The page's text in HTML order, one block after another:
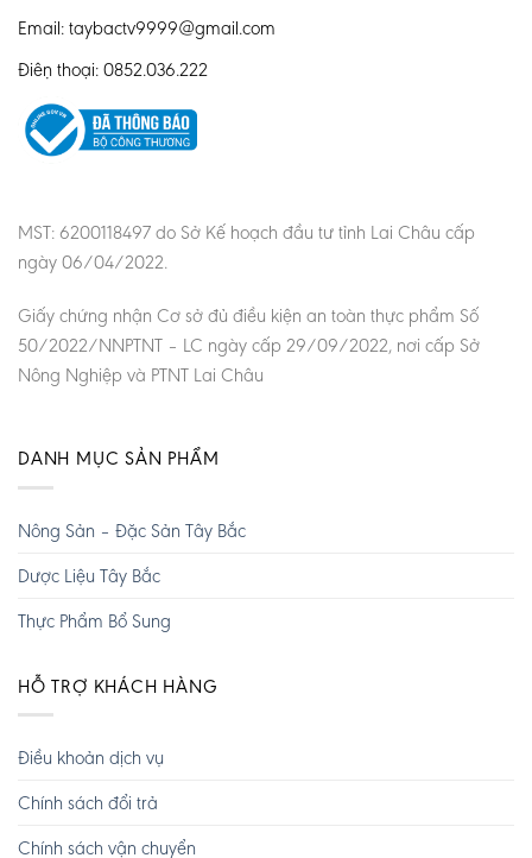
Email: taybactv9999@gmail.com
Điện thoại: 0852.036.222
MST: 6200118497 do Sở Kế hoạch đầu tư tỉnh Lai Châu cấp
ngày 06/04/2022.
Giấy chứng nhận Cơ sở đủ điều kiện an toàn thực phẩm Số
50/2022/NNPTNT – LC ngày cấp 29/09/2022, nơi cấp Sở
Nông Nghiệp và PTNT Lai Châu
DANH MỤC SẢN PHẨM
Nông Sản – Đặc Sản Tây Bắc
Dược Liệu Tây Bắc
Thực Phẩm Bổ Sung
HỖ TRỢ KHÁCH HÀNG
Điều khoản dịch vụ
Chính sách đổi trả
Chính sách vận chuyển